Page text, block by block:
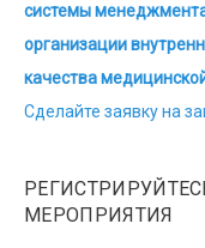
системы
организации
качества
Сделайте заявку на
МЕРОПРИЯТИЯ